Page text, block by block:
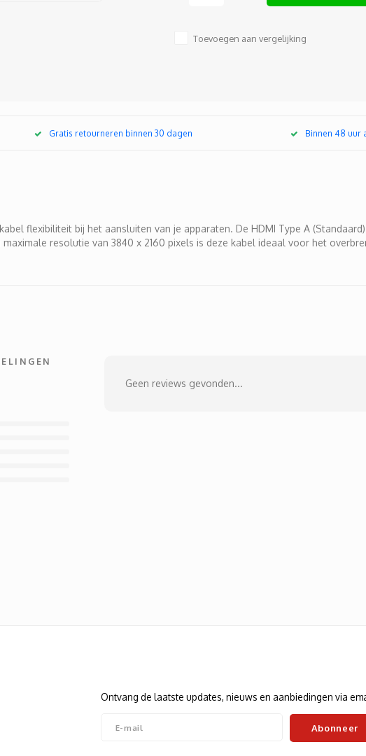
Toevoegen aan vergelijking
Gratis retourneren binnen 30 dagen Binnen 48 uur
flexibiliteit bij het aansluiten van je apparaten. De HDMI Type A
resolutie van 3840 x 2160 pixels is deze kabel ideaal voor het
Geen reviews gevonden...
Ontvang de laatste updates, nieuws en aanbiedingen via
Abonneer